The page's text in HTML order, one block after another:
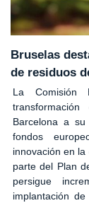
Bruselas
de residuos
La Comisión
Barcelona a
fondos
innovación en
parte del Plan
persigue
implantación